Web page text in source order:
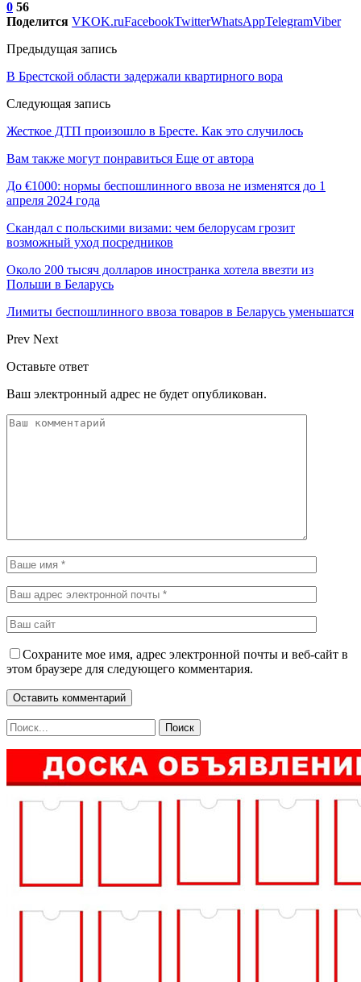
0 56
Поделится VKOK.ruFacebookTwitterWhatsAppTelegramViber
Предыдущая запись
В Брестской области задержали квартирного вора
Следующая запись
Жесткое ДТП произошло в Бресте. Как это случилось
Вам также могут понравиться Еще от автора
До €1000: нормы беспошлинного ввоза не изменятся до 1
апреля 2024 года
Скандал с польскими визами: чем белорусам грозит
возможный уход посредников
Около 200 тысяч долларов иностранка хотела ввезти из
Польши в Беларусь
Лимиты беспошлинного ввоза товаров в Беларусь уменьшатся
Prev Next
Оставьте ответ
Ваш электронный адрес не будет опубликован.
Сохраните мое имя, адрес электронной почты и веб-сайт в
этом браузере для следующего комментария.